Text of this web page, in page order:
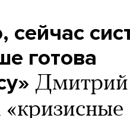
сейчас
готова
Дмитрий